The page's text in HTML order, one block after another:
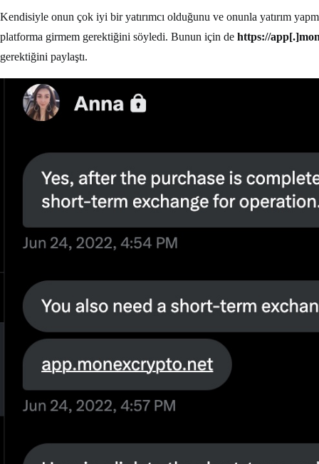
Kendisiyle onun çok iyi bir yatırımcı olduğunu ve onunla yatırım
platforma girmem gerektiğini söyledi. Bunun için de https://
gerektiğini paylaştı.